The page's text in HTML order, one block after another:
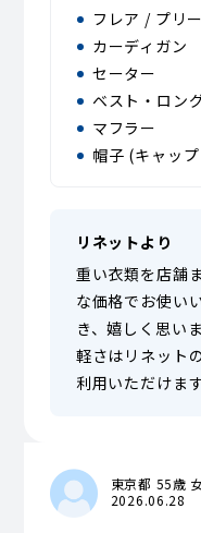
フレア / プリ
カーディガン
セーター
ベスト・ロン
マフラー
帽子 (キャッ
リネットより
重い衣類を店舗
な価格でお使い
き、嬉しく思い
軽さはリネット
利用いただけま
東京都 55歳
2026.06.28